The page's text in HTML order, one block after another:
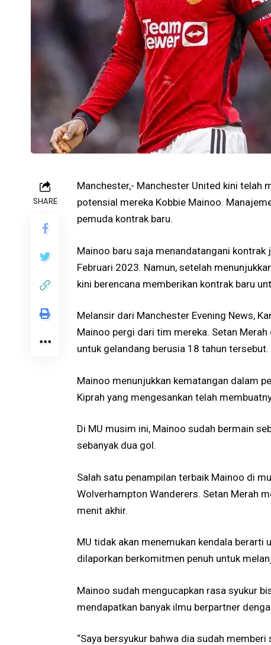
SHARE
Manchester,- Manchester United kini telah
potensial mereka Kobbie Mainoo.
pemuda kontrak baru.
Mainoo baru saja menandatangani
Februari 2023. Namun, setelah
kini berencana memberikan kontrak baru
Melansir dari Manchester Evening News,
Mainoo pergi dari tim mereka. Setan
untuk gelandang berusia 18 tahun tersebut.
Mainoo menunjukkan kematangan dalam
Kiprah yang mengesankan telah
Di MU musim ini, Mainoo sudah bermain
sebanyak dua gol.
Salah satu penampilan terbaik Mainoo di
Wolverhampton Wanderers. Setan Merah
menit akhir.
MU tidak akan menemukan kendala
dilaporkan berkomitmen penuh untuk
Mainoo sudah mengucapkan rasa syukur
mendapatkan banyak ilmu berpartner
“Saya bersyukur bahwa dia sudah